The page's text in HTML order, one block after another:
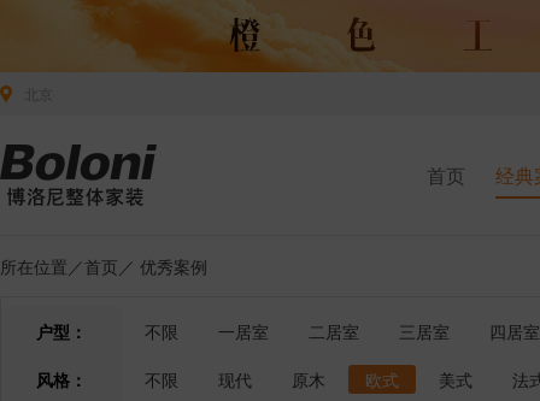
首页 经典
所在位置／首页 ／ 优秀案例
户型： 不限 一居室 二居室 三居室
四居室
风格：
不限 现代 原木 欧式 美式
法